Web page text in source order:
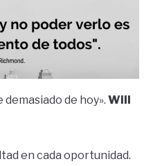
demasiado de hoy». Will
en cada oportunidad.